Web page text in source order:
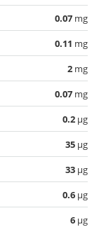
0.07 mg
0.11 mg
2 mg
0.07 mg
0.2 µg
35 µg
33 µg
0.6 µg
6 µg